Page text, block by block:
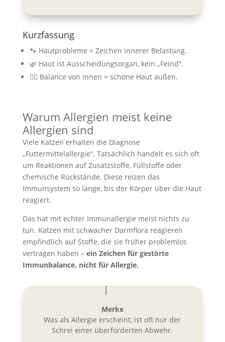
Kurzfassung
🐾 Hautprobleme = Zeichen innerer Belastung.
🌿 Haut ist Ausscheidungsorgan, kein „Feind“.
🧘‍♀️ Balance von innen = schöne Haut außen.
Warum Allergien meist keine
Allergien sind
Viele Katzen erhalten die Diagnose
„Futtermittelallergie“. Tatsächlich handelt es sich oft
um Reaktionen auf Zusatzstoffe, Füllstoffe oder
chemische Rückstände. Diese reizen das
Immunsystem so lange, bis der Körper über die Haut
reagiert.
Das hat mit echter Immunallergie meist nichts zu
tun. Katzen mit schwacher Darmflora reagieren
empfindlich auf Stoffe, die sie früher problemlos
vertragen haben – ein Zeichen für gestörte
Immunbalance, nicht für Allergie.
Merke
Was als Allergie erscheint, ist oft nur der
Schrei einer überforderten Abwehr.